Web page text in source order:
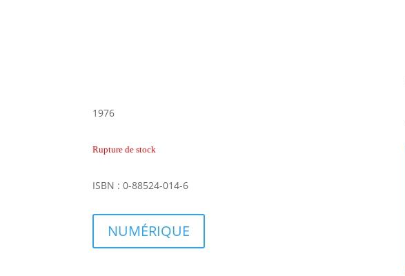
1976
Rupture de stock
ISBN : 0-88524-014-6
NUMÉRIQUE